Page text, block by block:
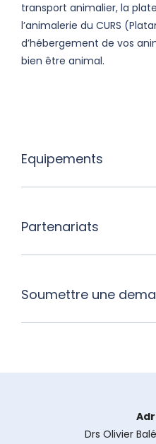
transport animalier, la
l’animalerie du CURS
d’hébergement de vos
bien être animal.
Equipements
Partenariats
Soumettre une
Drs Olivier